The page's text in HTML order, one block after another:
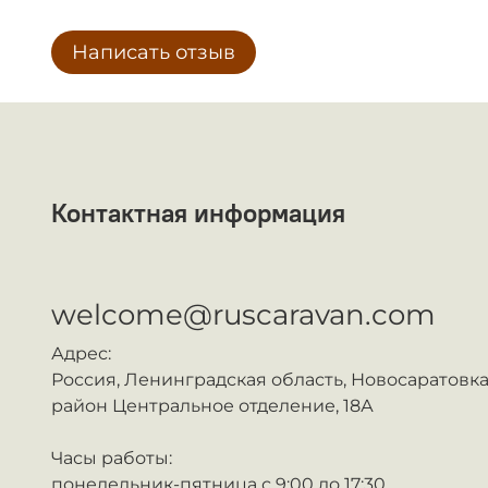
Написать отзыв
Контактная информация
welcome@ruscaravan.com
Адрес:
Россия, Ленинградская область,
район Центральное отделение, 18А
Часы работы: